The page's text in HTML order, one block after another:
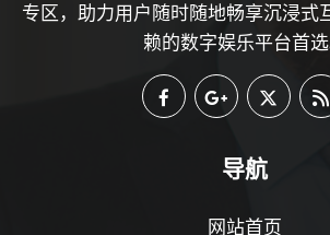
专区，助力用户随时随地畅享沉浸式
赖的数字娱乐平台首选
导航
网站首页